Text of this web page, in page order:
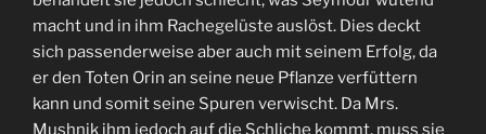
macht und in ihm Rachegelüste auslöst. Dies deckt
sich passenderweise aber auch mit seinem Erfolg, da
er den Toten Orin an seine neue Pflanze verfüttern
kann und somit seine Spuren verwischt. Da Mrs.